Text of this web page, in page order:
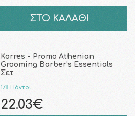
ΣΤΟ ΚΑΛΑΘΙ
Korres - Promo Athenian
Grooming Barber's Essentials
Σετ
178 Πόντοι
22.03€